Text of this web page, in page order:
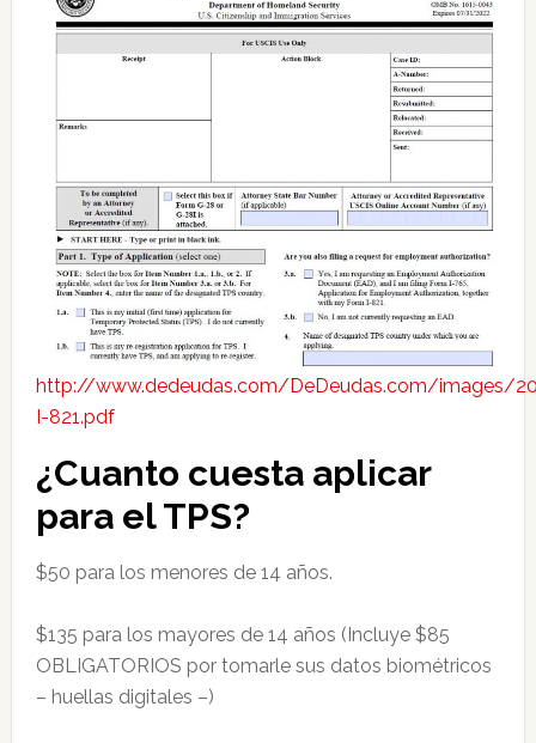
http://www.dedeudas.com/DeDeudas.com/images/
I-821.pdf
¿Cuanto cuesta aplicar
para el TPS?
$50 para los menores de 14 años.
$135 para los mayores de 14 años (Incluye $85
OBLIGATORIOS por tomarle sus datos biométricos
– huellas digitales –)